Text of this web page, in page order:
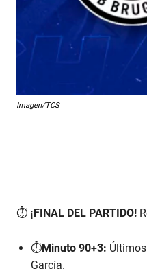
Imagen/TCS
⏱️ ¡FINAL DEL PARTIDO!
⏱️Minuto 90+3:
García.